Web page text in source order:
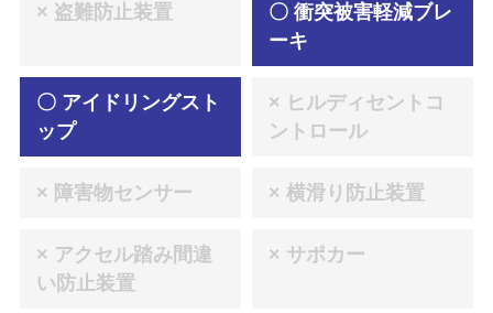
× 盗難防止装置
〇 衝突被害軽減ブレ
ーキ
〇 アイドリングスト
ップ
× ヒルディセントコ
ントロール
× 障害物センサー × 横滑り防止装置
× アクセル踏み間違
い防止装置
× サポカー